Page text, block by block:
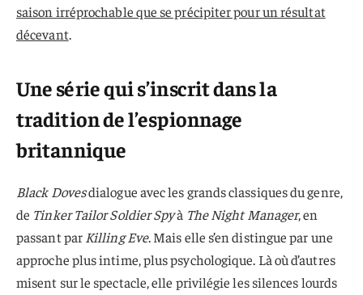
saison irréprochable que se précipiter pour un résultat
décevant.
Une série qui s’inscrit dans la
tradition de l’espionnage
britannique
Black Dovesdialogue avec les grands classiques du genre,
de Tinker Tailor Soldier Spyà The Night Manager, en
passant par Killing Eve. Mais elle s’en distingue par une
approche plus intime, plus psychologique. Là où d’autres
misent sur le spectacle, elle privilégie les silences lourds